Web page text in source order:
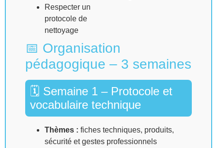
Respecter un
protocole de
nettoyage
📅 Organisation
pédagogique – 3 semaines
🗓 Semaine 1 – Protocole et
vocabulaire technique
Thèmes : fiches techniques, produits,
sécurité et gestes professionnels